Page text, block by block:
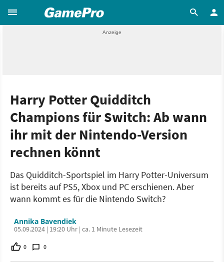
Harry Potter Quidditch
Champions für Switch: Ab wann
ihr mit der Nintendo-Version
rechnen könnt
Das Quidditch-Sportspiel im Harry Potter-Universum
ist bereits auf PS5, Xbox und PC erschienen. Aber
wann kommt es für die Nintendo Switch?
Annika Bavendiek
05.09.2024 | 19:20 Uhr | ca. 1 Minute Lesezeit
0 0